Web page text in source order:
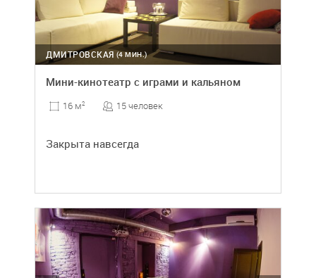
(4 МИН.)
ДМИТРОВСКАЯ
Мини-кинотеатр с играми и кальяном
16 м2 15 человек
Закрыта навсегда